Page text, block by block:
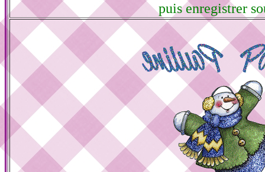
puis enregistrer